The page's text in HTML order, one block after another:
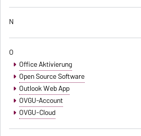
N
O
Office Aktivierung
Open Source Software
Outlook Web App
OVGU-Account
OVGU-Cloud